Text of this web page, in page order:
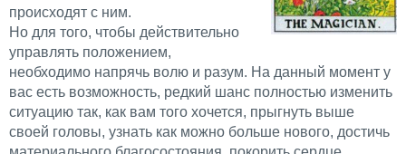
происходят с ним.
Но для того, чтобы действительно
управлять положением,
необходимо напрячь волю и разум. На данный момент у
вас есть возможность, редкий шанс полностью изменить
ситуацию так, как вам того хочется, прыгнуть выше
своей головы, узнать как можно больше нового, достичь